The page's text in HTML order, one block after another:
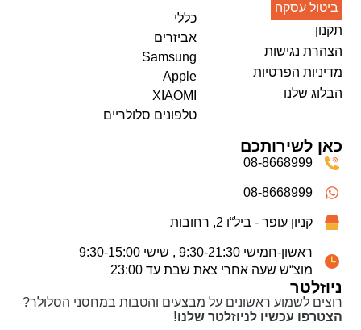
ניוזלטר
רוצים לשמוע ראשונים על מבצעים והטבות במחסני הסלולר?
הצטרפו עכשיו לניוזלטר שלנו!
ביטול עסקה
תקנון
הצהרת נגישות
מדיניות הפרטיות
הבלוג שלנו
כללי
אביזרים
Samsung
Apple
XIAOMI
טלפונים סלולריים
כאן לשירותכם
08-8668999
08-8668999
קניון עופר - ביל“ו 2, רחובות
ראשון-חמישי 9:30-21:30 , שישי 9:30-15:00
מוצ“ש שעה אחרי צאת שבת עד 23:00